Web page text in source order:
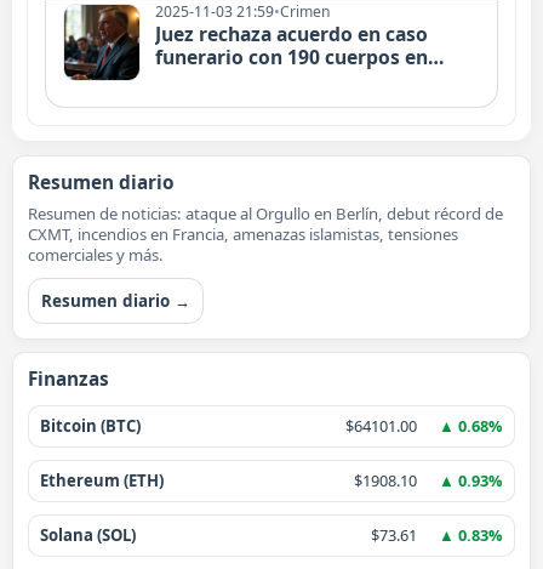
2025-11-03 21:59•Crimen
Juez rechaza acuerdo en caso
funerario con 190 cuerpos en
Resumen diario
Resumen de noticias: ataque al Orgullo en Berlín, debut récord de
CXMT, incendios en Francia, amenazas islamistas, tensiones
comerciales y más.
Resumen diario →
Finanzas
Bitcoin (BTC) $64101.00 ▲ 0.68%
Ethereum (ETH) $1908.10 ▲ 0.93%
Solana (SOL) $73.61 ▲ 0.83%